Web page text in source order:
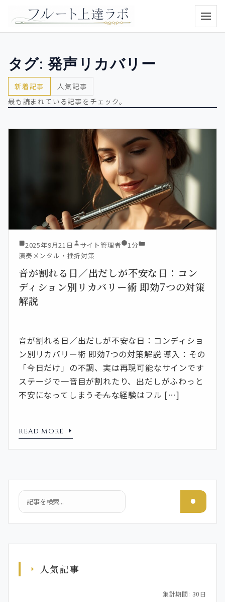
メニ
タグ: 発声リカバリー
新着記事
人気記事
最も読まれている記事をチェック。
2025年9月21日 サイト管理者
1分
演奏メンタル・挫折対策
音が割れる日／出だしが不安な日：コン
ディション別リカバリー術 即効7つの対策
解説
音が割れる日／出だしが不安な日：コンディショ
ン別リカバリー術 即効7つの対策解説 導入：その
「今日だけ」の不調、実は再現可能なサインです
ステージで一音目が割れたり、出だしがふわっと
不安になってしまう――そんな経験はフル […]
READ MORE
検索
人気記事
集計期間: 30日